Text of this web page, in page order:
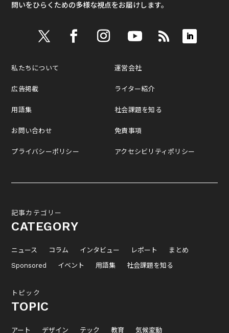
問いをひらくための多様な視点をお届けします。
私たちについて
広告掲載
用語集
お問い合わせ
プライバシーポリシー
運営会社
ライター紹介
社会課題を知る
免責事項
アクセシビリティポリシー
記事カテゴリー
CATEGORY
ニュース コラム インタビュー レポート
まとめ
Sponsored
イベント 用語集 社会課題を知る
トピック
TOPIC
アート デザイン テック 教育 気候変動